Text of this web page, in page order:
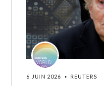
6 JUIN 2026 REUTERS